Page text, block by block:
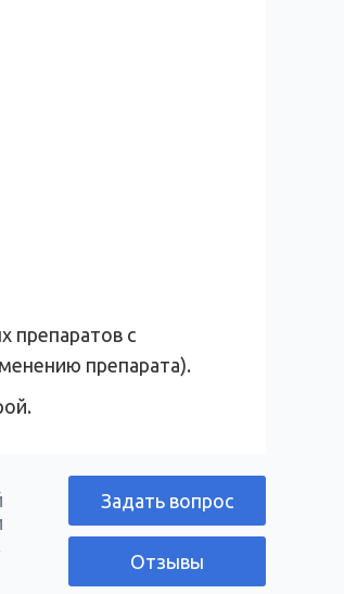
препаратов с
препарата).
Задать вопрос
Отзывы